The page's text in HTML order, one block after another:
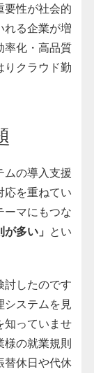
要性が社会的
れる企業が増
率化・高品質
りクラウド勤
ムの導入支援
応を重ねてい
ーマにもつな
多い」 とい
討したのです
システムを見
知っていませ
様の就業規則
替休日や代休